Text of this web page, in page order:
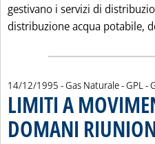
gestivano i servizi di
distribuzione acqua potabile,
14/12/1995 - Gas Naturale - GPL -
LIMITI A
DOMANI